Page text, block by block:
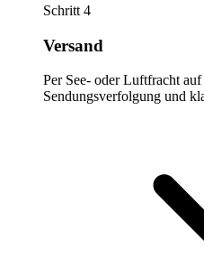
Schritt 4
Versand
Per See- oder Luftfracht
Sendungsverfolgung und